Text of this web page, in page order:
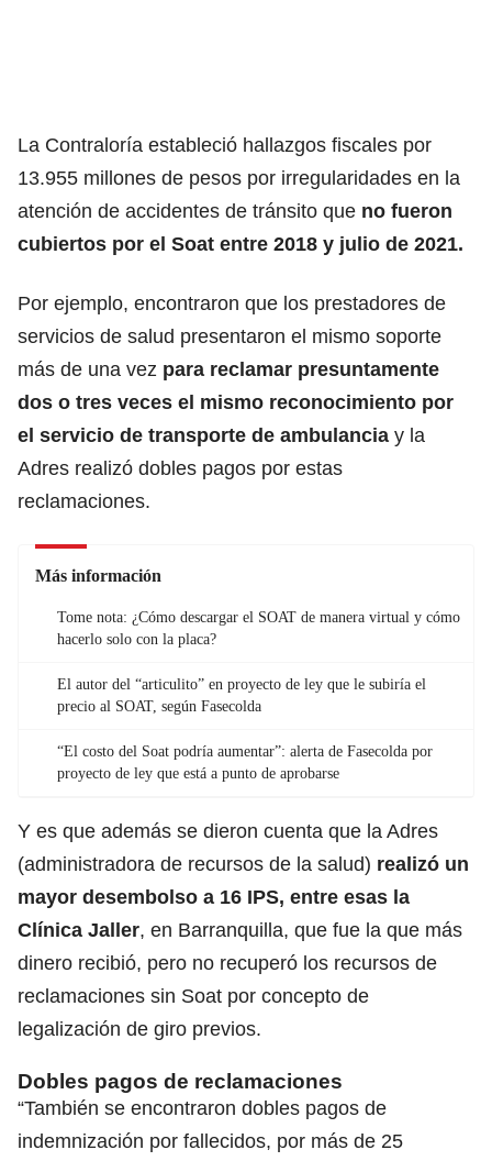
La Contraloría estableció hallazgos fiscales por
13.955 millones de pesos por irregularidades en la
atención de accidentes de tránsito que no fueron
cubiertos por el Soat entre 2018 y julio de 2021.
Por ejemplo, encontraron que los prestadores de
servicios de salud presentaron el mismo soporte
más de una vez para reclamar presuntamente
dos o tres veces el mismo reconocimiento por
el servicio de transporte de ambulancia y la
Adres realizó dobles pagos por estas
reclamaciones.
Más información
Tome nota: ¿Cómo descargar el SOAT de manera virtual y cómo
hacerlo solo con la placa?
El autor del “articulito” en proyecto de ley que le subiría el
precio al SOAT, según Fasecolda
“El costo del Soat podría aumentar”: alerta de Fasecolda por
proyecto de ley que está a punto de aprobarse
Y es que además se dieron cuenta que la Adres
(administradora de recursos de la salud) realizó un
mayor desembolso a 16 IPS, entre esas la
Clínica Jaller, en Barranquilla, que fue la que más
dinero recibió, pero no recuperó los recursos de
reclamaciones sin Soat por concepto de
legalización de giro previos.
Dobles pagos de reclamaciones
“También se encontraron dobles pagos de
indemnización por fallecidos, por más de 25